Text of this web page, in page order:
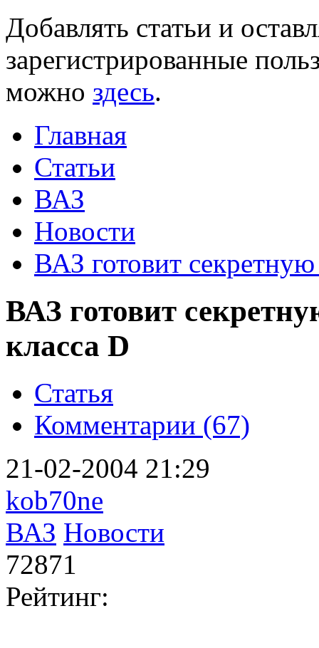
Добавлять статьи и
зарегистрированные
можно здесь.
Главная
Статьи
ВАЗ
Новости
ВАЗ готовит
ВАЗ готовит
класса D
Статья
Комментарии (67)
21-02-2004 21:29
kob70ne
ВАЗ Новости
72871
Рейтинг: